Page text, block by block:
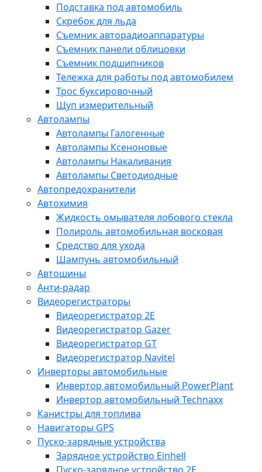
Подставка под автомобиль
Скребок для льда
Съемник авторадиоаппаратуры
Съемник панели облицовки
Съемник подшипников
Тележка для работы под автомобилем
Трос буксировочный
Щуп измерительный
Автолампы
Автолампы Галогенные
Автолампы Ксеноновые
Автолампы Накаливания
Автолампы Светодиодные
Автопредохранители
Автохимия
Жидкость омывателя лобового стекла
Полироль автомобильная восковая
Средство для ухода
Шампунь автомобильный
Автошины
Анти-радар
Видеорегистраторы
Видеорегистратор 2E
Видеорегистратор Gazer
Видеорегистратор GT
Видеорегистратор Navitel
Инверторы автомобильные
Инвертор автомобильный PowerPlant
Инвертор автомобильный Technaxx
Канистры для топлива
Навигаторы GPS
Пуско-зарядные устройства
Зарядное устройство Einhell